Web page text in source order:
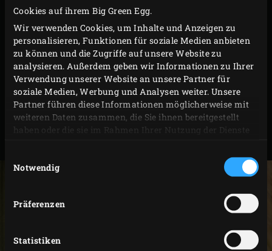
Cookies auf ihrem Big Green Egg.
Wir verwenden Cookies, um Inhalte und Anzeigen zu
personalisieren, Funktionen für soziale Medien anbieten
zu können und die Zugriffe auf unsere Website zu
analysieren. Außerdem geben wir Informationen zu Ihrer
Verwendung unserer Website an unsere Partner für
soziale Medien, Werbung und Analysen weiter. Unsere
Partner führen diese Informationen möglicherweise mit
weiteren Daten zusammen, die Sie ihnen bereitgestellt
haben oder die sie im Rahmen Ihrer Nutzung der Dienste
Notwendig
Präferenzen
Statistiken
Alle vorhandenen XLarge-Zubehörteile passen nahtlos
auf The Onyx. Außerdem ist The Onyx das erste EGG, das
mit den neuen,Dual Zone Cooking Gridsausgestattet ist.
Mit der speziellen 2-teilige Rosterhöhungkannst du die
Kochfläche des XLarge ganz einfach erweitern. Die
praktischen Egg-Seitentische geben The Onyx XLarge
zusätzliche Arbeitsfläche neben dem EGG. Natürlich
kannst du es auch in deinen Modulare Outdoor Küche